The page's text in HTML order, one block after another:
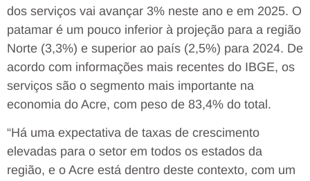
dos serviços vai avançar 3% neste ano e em 2025. O
patamar é um pouco inferior à projeção para a região
Norte (3,3%) e superior ao país (2,5%) para 2024. De
acordo com informações mais recentes do IBGE, os
serviços são o segmento mais importante na
economia do Acre, com peso de 83,4% do total.
“Há uma expectativa de taxas de crescimento
elevadas para o setor em todos os estados da
região, e o Acre está dentro deste contexto, com um